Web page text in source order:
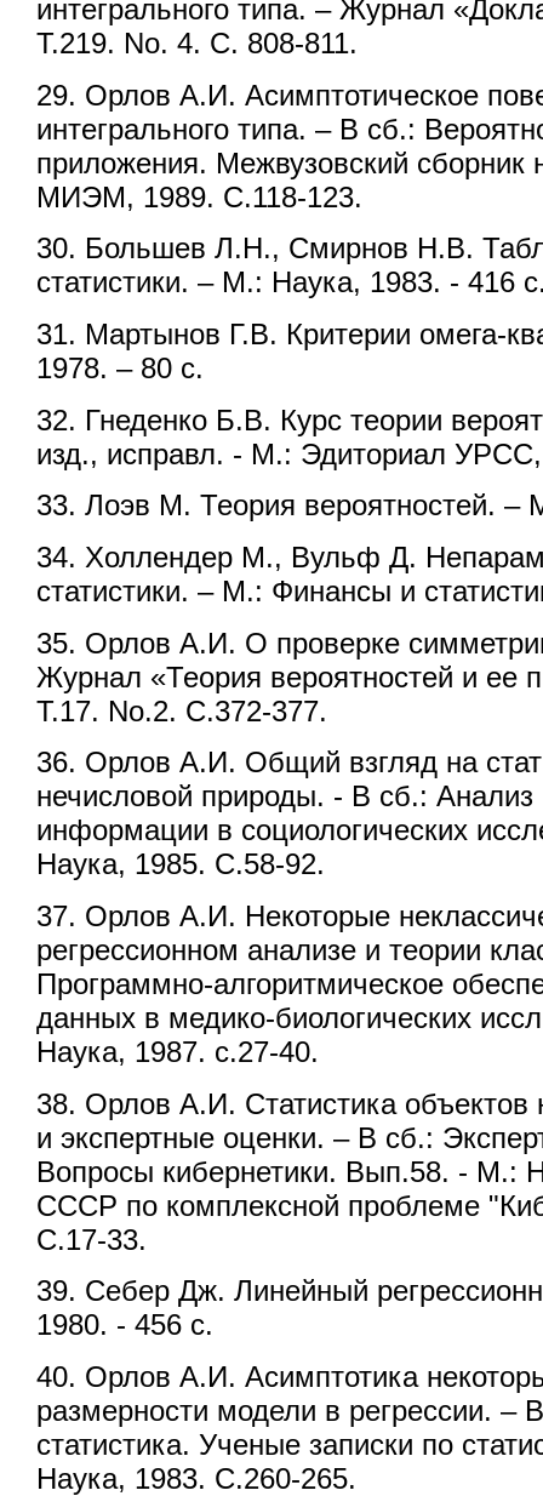
интегрального типа. – Журнал
Т.219. No. 4. С. 808-811.
29. Орлов А.И. Асимптотическое
интегрального типа. – В сб.:
приложения. Межвузовский сборник
МИЭМ, 1989. С.118-123.
30. Большев Л.Н., Смирнов Н.В.
статистики. – М.: Наука, 1983. - 416
31. Мартынов Г.В. Критерии омега-
1978. – 80 с.
32. Гнеденко Б.В. Курс теории
изд., исправл. - М.: Эдиториал
33. Лоэв М. Теория вероятностей.
34. Холлендер М., Вульф Д.
статистики. – М.: Финансы и
35. Орлов А.И. О проверке
Журнал «Теория вероятностей и ее
Т.17. No.2. С.372-377.
36. Орлов А.И. Общий взгляд на
нечисловой природы. - В сб.: Анализ
информации в социологических
Наука, 1985. С.58-92.
37. Орлов А.И. Некоторые
регрессионном анализе и теории
Программно-алгоритмическое
данных в медико-биологических
Наука, 1987. с.27-40.
38. Орлов А.И. Статистика объектов
и экспертные оценки. – В сб.:
Вопросы кибернетики. Вып.58. - М.:
СССР по комплексной проблеме
С.17-33.
39. Себер Дж. Линейный
1980. - 456 с.
40. Орлов А.И. Асимптотика
размерности модели в регрессии. –
статистика. Ученые записки по
Наука, 1983. С.260-265.